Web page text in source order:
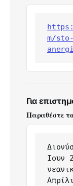
m/
Για
Παραθέστε
Ιουν